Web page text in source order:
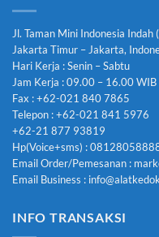
Jl. Taman Mini Indonesia
Jakarta Timur – Jakarta,
Hari Kerja : Senin – Sabtu
Jam Kerja : 09.00 – 16.00 WIB
Fax : +62-021 840 7865
Telepon : +62-021 841 5976
+62-21 877 93819
Hp(Voice+sms) :
Email Order/Pemesanan :
Email Business :
INFO TRANSAKSI